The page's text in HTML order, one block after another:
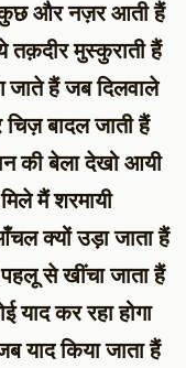
और नज़र आती हैं
मुस्कुराती हैं
जाते हैं जब दिलवाले
बादल जाती हैं
की बेला देखो आयी
मैं शरमायी
क्यों उड़ा जाता हैं
पहलू से खींचा जाता हैं
याद कर रहा होगा
याद किया जाता हैं